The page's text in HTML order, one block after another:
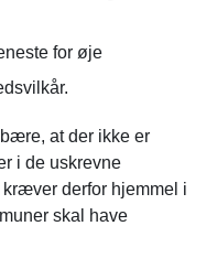
for øje
at der ikke er
i de uskrevne
derfor hjemmel i
skal have